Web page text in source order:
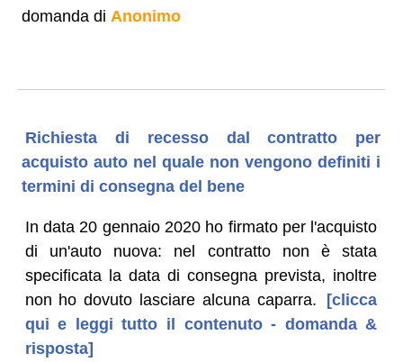
domanda di Anonimo
Richiesta di recesso dal contratto per
acquisto auto nel quale non vengono definiti i
termini di consegna del bene
In data 20 gennaio 2020 ho firmato per l'acquisto
di un'auto nuova: nel contratto non è stata
specificata la data di consegna prevista, inoltre
non ho dovuto lasciare alcuna caparra.
[clicca
qui e leggi tutto il contenuto - domanda &
risposta]